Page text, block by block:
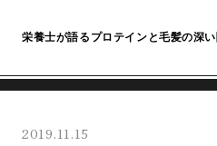
栄養士が語るプロテインと毛髪の深
2019.11.15